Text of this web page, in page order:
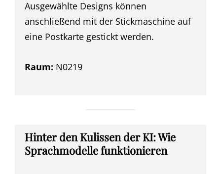
Ausgewählte Designs können
anschließend mit der Stickmaschine auf
eine Postkarte gestickt werden.
Raum: N0219
Hinter den Kulissen der KI: Wie
Sprachmodelle funktionieren